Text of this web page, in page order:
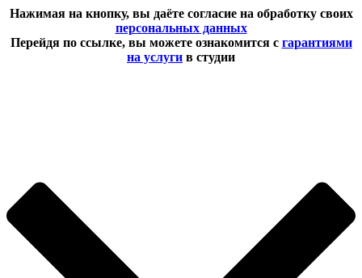
Нажимая на кнопку, вы даёте согласие на обработку своих
персональных данных
Перейдя по ссылке, вы можете ознакомится с гарантиями
на услуги в студии